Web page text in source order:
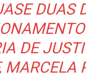
DUAS
DE
MARCELA